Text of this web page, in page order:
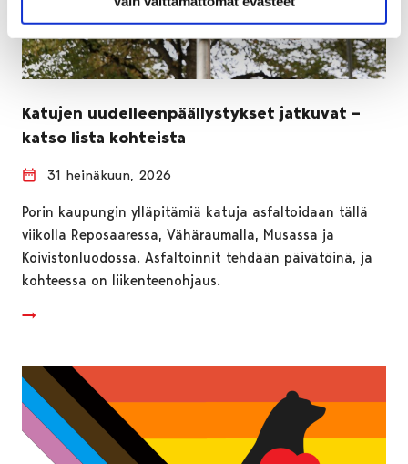
Katujen uudelleenpäällystykset jatkuvat –
katso lista kohteista
31 heinäkuun, 2026
Porin kaupungin ylläpitämiä katuja asfaltoidaan tällä
viikolla Reposaaressa, Vähäraumalla, Musassa ja
Koivistonluodossa. Asfaltoinnit tehdään päivätöinä, ja
kohteessa on liikenteenohjaus.